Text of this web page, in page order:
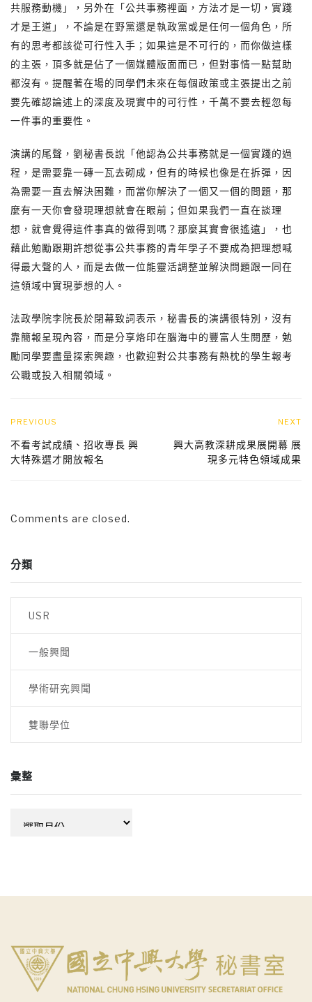
共服務動機」，另外在「公共事務裡面，方法才是一切，實踐
才是王道」，不論是在野黨還是執政黨或是任何一個角色，所
有的思考都該從可行性入手；如果這是不可行的，而你做這樣
的主張，頂多就是佔了一個媒體版面而已，但對事情一點幫助
都沒有。提醒著在場的同學們未來在每個政策或主張提出之前
要先確認論述上的深度及現實中的可行性，千萬不要去輕忽每
一件事的重要性。
演講的尾聲，劉秘書長說「他認為公共事務就是一個實踐的過
程，是需要靠一磚一瓦去砌成，但有的時候也像是在拆彈，因
為需要一直去解決困難，而當你解決了一個又一個的問題，那
麼有一天你會發現理想就會在眼前；但如果我們一直在談理
想，就會覺得這件事真的做得到嗎？那麼其實會很遙遠」，也
藉此勉勵跟期許想從事公共事務的青年學子不要成為把理想喊
得最大聲的人，而是去做一位能靈活調整並解決問題跟一同在
這領域中實現夢想的人。
法政學院李院長於閉幕致詞表示，秘書長的演講很特別，沒有
靠簡報呈現內容，而是分享烙印在腦海中的豐富人生閱歷，勉
勵同學要盡量探索興趣，也歡迎對公共事務有熱枕的學生報考
公職或投入相關領域。
PREVIOUS
不看考試成績、招收專長 興
大特殊選才開放報名
NEXT
興大高教深耕成果展開幕 展
現多元特色領域成果
Comments are closed.
分類
USR
一般興聞
學術研究興聞
雙聯學位
彙整